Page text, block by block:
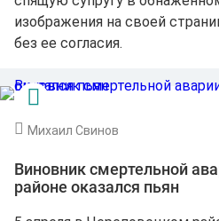
изображения на своей
без ее согласия.
Михаил Свинов
Виновник смертельной
районе оказался пьян